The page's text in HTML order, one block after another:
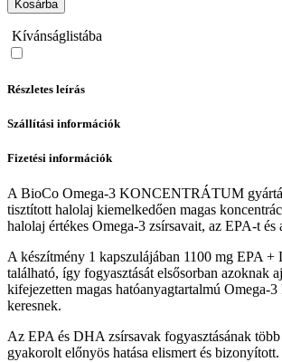
Kosárba
Kívánságlistába
Részletes leírás
Szállítási információk
Fizetési információk
A BioCo Omega-3 KONCENTRÁTUM
tisztított halolaj kiemelkedően magas
halolaj értékes Omega-3 zsírsavait, az EPA-t
A készítmény 1 kapszulájában 1100 mg EPA +
található, így fogyasztását elsősorban azoknak
kifejezetten magas hatóanyagtartalmú Omega-
keresnek.
Az EPA és DHA zsírsavak fogyasztásának több
gyakorolt előnyös hatása elismert és bizonyított.